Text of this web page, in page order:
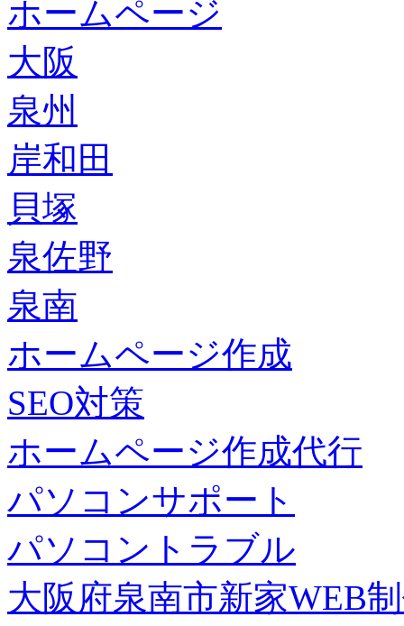
ホームページ
大阪
泉州
岸和田
貝塚
泉佐野
泉南
ホームページ作成
SEO対策
ホームページ作成代行
パソコンサポート
パソコントラブル
大阪府泉南市新家WEB